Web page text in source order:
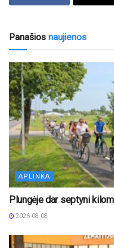
Panašios naujienos
APLINKA
Plungėje dar septyni
2026-08-08